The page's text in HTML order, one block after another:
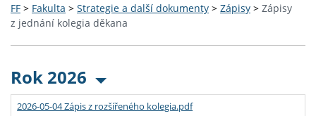
FF > Fakulta > Strategie a další dokumenty > Zápisy > Zápisy
z jednání kolegia děkana
Rok 2026
2026-05-04 Zápis z rozšířeného kolegia.pdf